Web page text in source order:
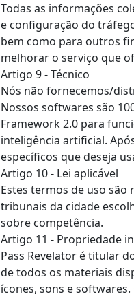
Todas as informações
e configuração do
bem como para outros
melhorar o serviço que
Artigo 9 - Técnico
Nós não fornecemos/
Nossos softwares são
Framework 2.0 para
inteligência artificial.
específicos que deseja
Artigo 10 - Lei aplicável
Estes termos de uso
tribunais da cidade
sobre competência.
Artigo 11 - Propriedade
Pass Revelator é titular
de todos os materiais
ícones, sons e